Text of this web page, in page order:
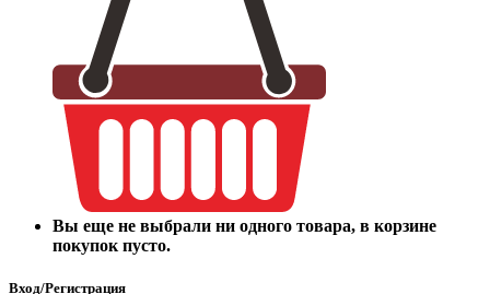
Вы еще не выбрали ни одного товара, в корзине
покупок пусто.
Вход/Регистрация